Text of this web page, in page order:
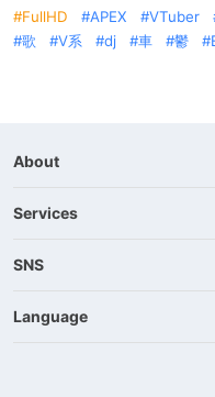
FullHD APEX VTuber
歌
V系 dj 車 鬱
About
Services
SNS
Language